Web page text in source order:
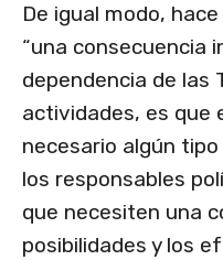
De igual modo,
“una consecuencia
dependencia de las
actividades, es que
necesario algún
los responsables
que necesiten una
posibilidades y los